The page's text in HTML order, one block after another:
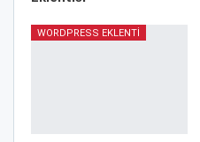
WORDPRESS EKLENTI